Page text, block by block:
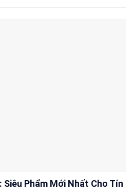
Siêu Phẩm Mới Nhất Cho Tín